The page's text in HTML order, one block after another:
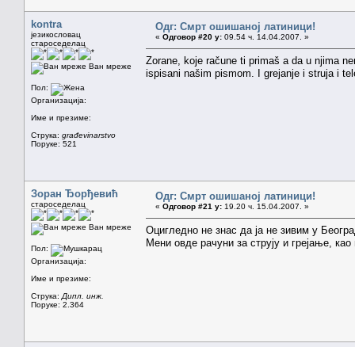
kontra
језикословац
староседелац
Ван мреже
Пол:
Организација:
Име и презиме:
Струка: građevinarstvo
Поруке: 521
Одг: Смрт ошишаној латиници!
« Одговор #20 у: 09.54 ч. 14.04.2007. »
Zorane, koje račune ti primaš a da u njima
ispisani našim pismom. I grejanje i struja i
Зоран Ђорђевић
староседелац
Ван мреже
Пол:
Организација:
Име и презиме:
Струка: Дипл. инж.
Поруке: 2.364
Одг: Смрт ошишаној латиници!
« Одговор #21 у: 19.20 ч. 15.04.2007. »
Оцигледно не знас да ја не зивим у
Мени овде рачуни за струју и грејање,